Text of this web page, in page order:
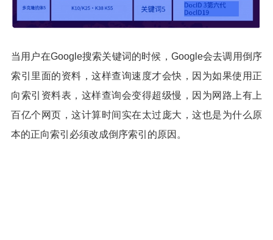
当用户在Google搜索关键词的时候，Google会去调用倒序
索引里面的资料，这样查询速度才会快，因为如果使用正
向索引资料表，这样查询会变得超级慢，因为网路上有上
百亿个网页，这计算时间实在太过庞大，这也是为什么原
本的正向索引必须改成倒序索引的原因。